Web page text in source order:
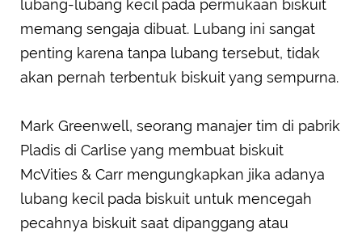
lubang-lubang kecil pada permukaan biskuit
memang sengaja dibuat. Lubang ini sangat
penting karena tanpa lubang tersebut, tidak
akan pernah terbentuk biskuit yang sempurna.
Mark Greenwell, seorang manajer tim di pabrik
Pladis di Carlise yang membuat biskuit
McVities & Carr mengungkapkan jika adanya
lubang kecil pada biskuit untuk mencegah
pecahnya biskuit saat dipanggang atau